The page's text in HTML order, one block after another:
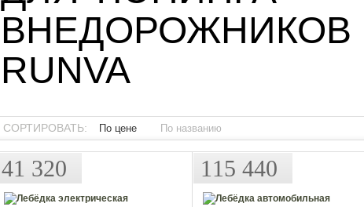
ВНЕДОРОЖНИКОВ
RUNVA
СОРТИРОВАТЬ: По цене По названию
41 320 115 440